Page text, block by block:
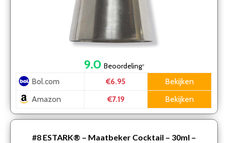
9.0 Beoordeling*
Bol.com €6.95
Bekijken
Amazon
€7.19 Bekijken
#8 ESTARK® – Maatbeker Cocktail – 30ml –